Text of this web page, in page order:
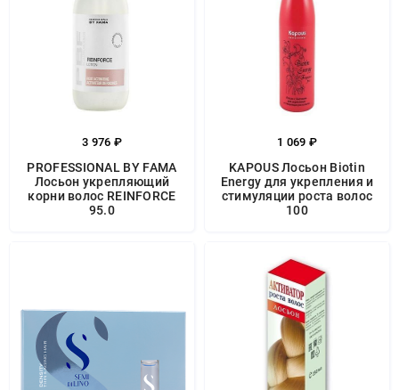
3 976 ₽
PROFESSIONAL BY FAMA
Лосьон укрепляющий
корни волос REINFORCE
95.0
1 069 ₽
KAPOUS Лосьон Biotin
Energy для укрепления и
стимуляции роста волос
100